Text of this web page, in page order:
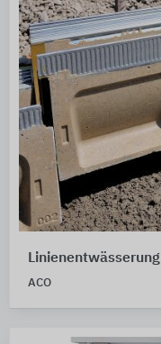
Linienentwässerung
ACO